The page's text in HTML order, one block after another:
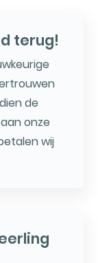
terug!
de
onze
wij